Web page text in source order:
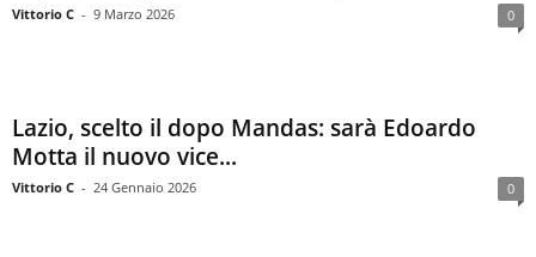
Vittorio C - 9 Marzo 2026 0
Lazio, scelto il dopo Mandas: sarà Edoardo
Motta il nuovo vice...
Vittorio C - 24 Gennaio 2026 0